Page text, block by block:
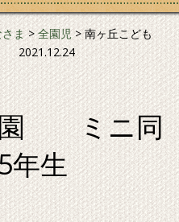
ま>全園児>南ヶ丘こども
2021.12.24
園 ミニ同
5年生